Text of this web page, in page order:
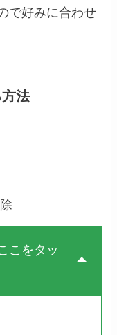
で好みに合わせ
法
こをタッ